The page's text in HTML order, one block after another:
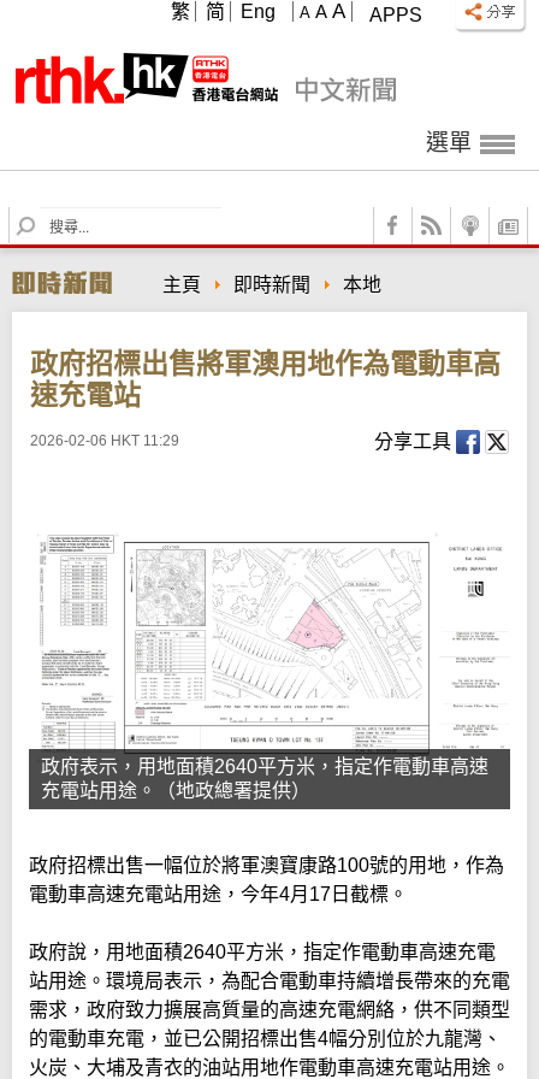
APPS
A A A
繁 简 Eng
選單
S
e
r
c
主頁 即時新聞 本地
政府招標出售將軍澳用地作為電動車高
速充電站
2026-02-06 HKT 11:29 分享工具
政府表示，用地面積2640平方米，指定作電動車高速
充電站用途。（地政總署提供）
政府招標出售一幅位於將軍澳寶康路100號的用地，作為
電動車高速充電站用途，今年4月17日截標。
政府說，用地面積2640平方米，指定作電動車高速充電
站用途。環境局表示，為配合電動車持續增長帶來的充電
需求，政府致力擴展高質量的高速充電網絡，供不同類型
的電動車充電，並已公開招標出售4幅分別位於九龍灣、
火炭、大埔及青衣的油站用地作電動車高速充電站用途。